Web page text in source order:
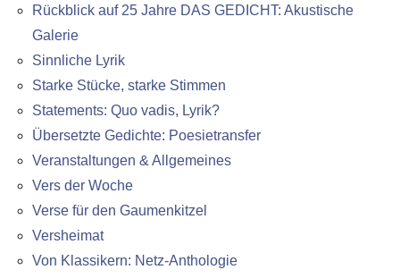
Rückblick auf 25 Jahre DAS GEDICHT: Akustische
Galerie
Sinnliche Lyrik
Starke Stücke, starke Stimmen
Statements: Quo vadis, Lyrik?
Übersetzte Gedichte: Poesietransfer
Veranstaltungen & Allgemeines
Vers der Woche
Verse für den Gaumenkitzel
Versheimat
Von Klassikern: Netz-Anthologie